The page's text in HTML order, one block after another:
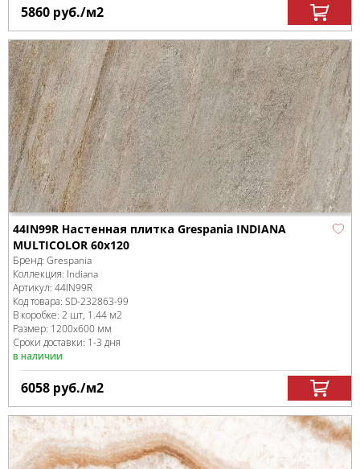
5860 руб./м2
44IN99R Настенная плитка Grespania INDIANA
MULTICOLOR 60x120
Бренд: Grespania
Коллекция: Indiana
Артикул: 44IN99R
Код товара: SD-232863-99
В коробке: 2 шт, 1.44 м2
Размер: 1200x600 мм
Сроки доставки: 1-3 дня
в наличии
6058 руб./м2